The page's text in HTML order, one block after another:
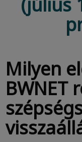
(július
Milyen
BWNET